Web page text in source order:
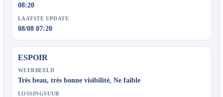
08:20
LAATSTE UPDATE
08/08 07:20
ESPOIR
WEERBEELD
Très beau, très bonne visibilité, Ne faible
LOSSINGSUUR